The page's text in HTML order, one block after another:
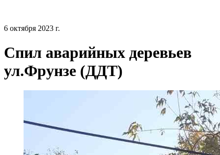
6 октября 2023 г.
Спил аварийных деревьев
ул.Фрунзе (ДДТ)